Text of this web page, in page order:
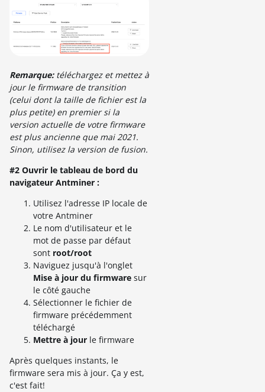
Remarque:téléchargez et mettez à
jour le firmware de transition
(celui dont la taille de fichier est la
plus petite) en premier si la
version actuelle de votre firmware
est plus ancienne que mai 2021.
Sinon, utilisez la version de fusion.
#2 Ouvrir le tableau de bord du
navigateur Antminer :
Utilisez l'adresse IP locale de
votre Antminer
Le nom d'utilisateur et le
mot de passe par défaut
sont root/root
Naviguez jusqu'à l'onglet
Mise à jour du firmware sur
le côté gauche
Sélectionner le fichier de
firmware précédemment
téléchargé
Mettre à jour le firmware
Après quelques instants, le
firmware sera mis à jour. Ça y est,
c'est fait!